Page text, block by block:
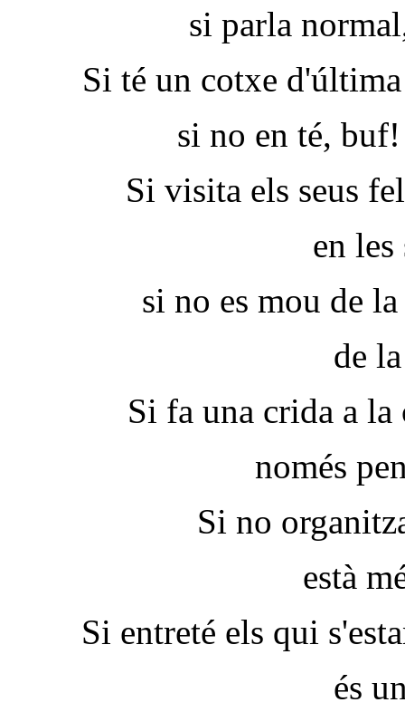
si parla
Si té un cotxe
si no en té,
Si visita els seus
en les
si no es mou de
de
Si fa una crida a
només
Si no
està
Si entreté els qui
és